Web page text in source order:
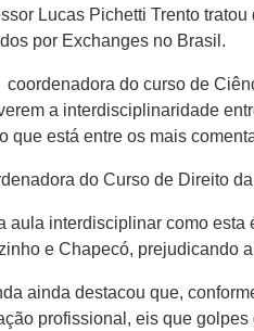
Lucas Pichetti Trento
por Exchanges no Brasil.
coordenadora do curso de
a interdisciplinaridade
que está entre os mais
do Curso de Direito
interdisciplinar como esta
e Chapecó, prejudicando
ainda destacou que,
profissional, eis que